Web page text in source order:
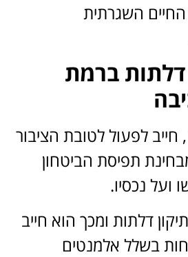
השגרתית
דלתות ברמת
לפעול לטובת הציבור
תפיסת הביטחון
ועל נכסיו.
דלתות ומכך הוא חייב
בשלל אלמנטים